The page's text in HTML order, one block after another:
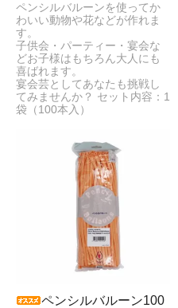
ペンシルバルーンを使ってか
わいい動物や花などが作れま
す。
子供会・パーティー・宴会な
どお子様はもちろん大人にも
喜ばれます。
宴会芸としてあなたも挑戦し
てみませんか？ セット内容：1
袋（100本入）
ペンシルバルーン100